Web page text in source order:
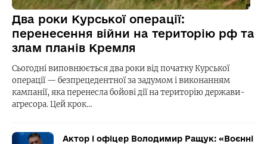
Два роки Курської операції:
перенесення війни на територію рф та
злам планів Кремля
Сьогодні виповнюється два роки від початку Курської
операції — безпрецедентної за задумом і виконанням
кампанії, яка перенесла бойові дії на територію держави-
агресора. Цей крок…
Актор і офіцер Володимир Ращук: «Воєнні